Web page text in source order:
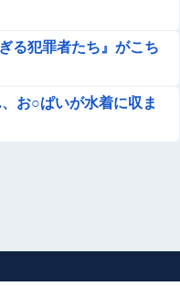
る犯罪者たち』がこち
お○ぱいが水着に収ま